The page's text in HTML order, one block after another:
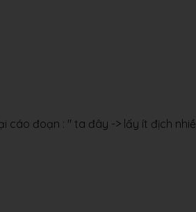
cáo đoạn : " ta đây -> lấy ít địch